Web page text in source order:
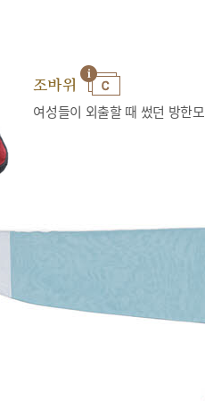
조바위
여성들이 외출할 때 썼던 방한모